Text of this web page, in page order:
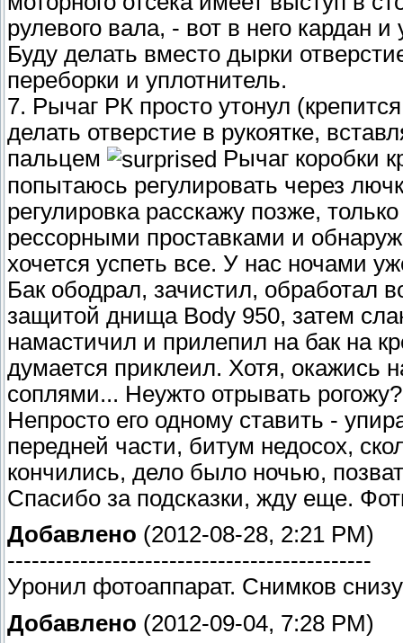
рулевого вала, - вот в него кардан
Буду делать вместо дырки
переборки и уплотнитель.
7. Рычаг РК просто утонул
делать отверстие в рукоятке,
пальцем
Рычаг коробки
попытаюсь регулировать через
регулировка расскажу позже,
рессорными проставками и
хочется успеть все. У нас ночами
Бак ободрал, зачистил, обработал
защитой днища Body 950, затем
намастичил и прилепил на бак на
думается приклеил. Хотя, окажись
соплями... Неужто отрывать
Непросто его одному ставить -
передней части, битум недосох,
кончились, дело было ночью,
Спасибо за подсказки, жду еще.
Добавлено (2012-08-28, 2:21 PM)
---------------------------------------------
Уронил фотоаппарат. Снимков
Добавлено (2012-09-04, 7:28 PM)